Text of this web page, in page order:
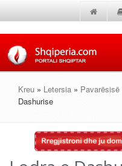
Kreu » Letersia » Pavarësisë
Dashurise